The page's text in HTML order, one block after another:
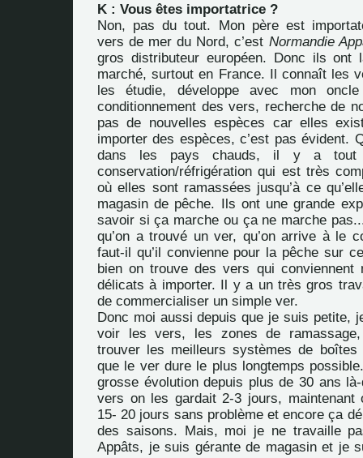
K : Vous êtes importatrice ?
Non, pas du tout. Mon père est
vers de mer du Nord, c’est Normandie
gros distributeur européen. Donc ils ont
marché, surtout en France. Il connaît les
les étudie, développe avec mon
conditionnement des vers, recherche de
pas de nouvelles espèces car elles
importer des espèces, c’est pas évident.
dans les pays chauds, il y a tout
conservation/réfrigération qui est très
où elles sont ramassées jusqu’à ce
magasin de pêche. Ils ont une grande
savoir si ça marche ou ça ne marche
qu’on a trouvé un ver, qu’on arrive à le
faut-il qu’il convienne pour la pêche sur
bien on trouve des vers qui conviennent
délicats à importer. Il y a un très gros
de commercialiser un simple ver.
Donc moi aussi depuis que je suis petite,
voir les vers, les zones de
trouver les meilleurs systèmes de
que le ver dure le plus longtemps
grosse évolution depuis plus de 30 ans
vers on les gardait 2-3 jours, maintenant
15- 20 jours sans problème et encore ça
des saisons. Mais, moi je ne travaille
Appâts, je suis gérante de magasin et je